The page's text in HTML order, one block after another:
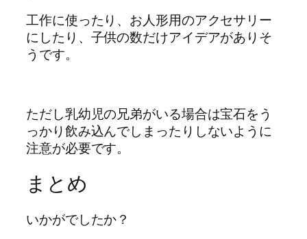
工作に使ったり、お人形用のアクセサリー
にしたり、子供の数だけアイデアがありそ
うです。
ただし乳幼児の兄弟がいる場合は宝石をう
っかり飲み込んでしまったりしないように
注意が必要です。
まとめ
いかがでしたか？